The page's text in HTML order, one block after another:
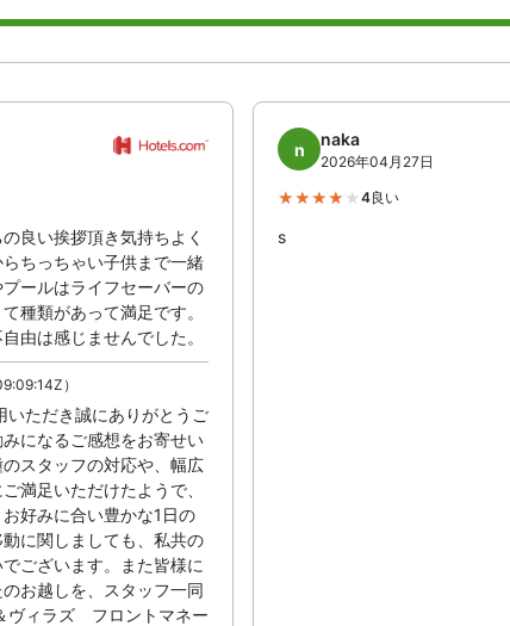
良い挨拶頂き気持ちよく
ちっちゃい子供まで一緒
ールはライフセーバーの
種類があって満足です。
由は感じませんでした。
）
いただき誠にありがとうご
になるご感想をお寄せい
スタッフの対応や、幅広
満足いただけたようで、
好みに合い豊かな1日の
に関しましても、私共の
ございます。また皆様に
お越しを、スタッフ一同
ヴィラズ フロントマネー
n
naka
2026年04月27日
4良い
s